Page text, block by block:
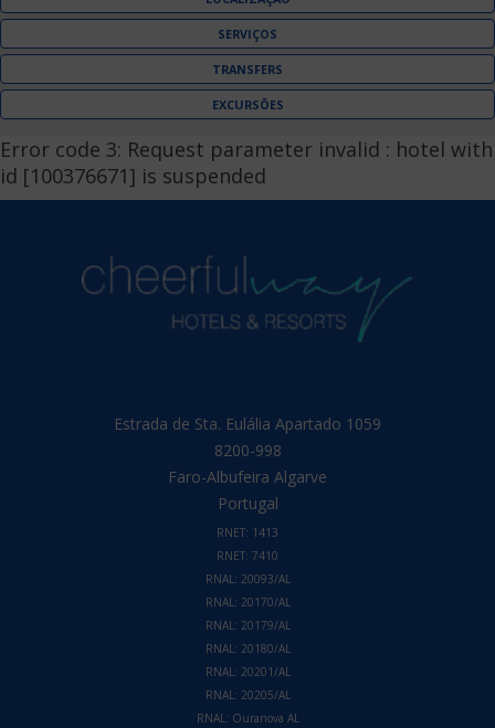
SERVIÇOS
TRANSFERS
EXCURSÕES
Error code 3: Request parameter invalid : hotel with
id [100376671] is suspended
Estrada de Sta. Eulália Apartado 1059
8200-998
Faro-Albufeira Algarve
Portugal
RNET: 1413
RNET: 7410
RNAL: 20093/AL
RNAL: 20170/AL
RNAL: 20179/AL
RNAL: 20180/AL
RNAL: 20201/AL
RNAL: 20205/AL
RNAL: Ouranova AL